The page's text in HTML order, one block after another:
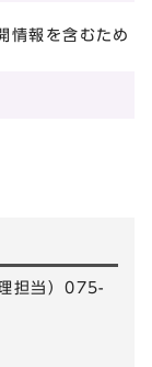
情報を含むため
担当）075-